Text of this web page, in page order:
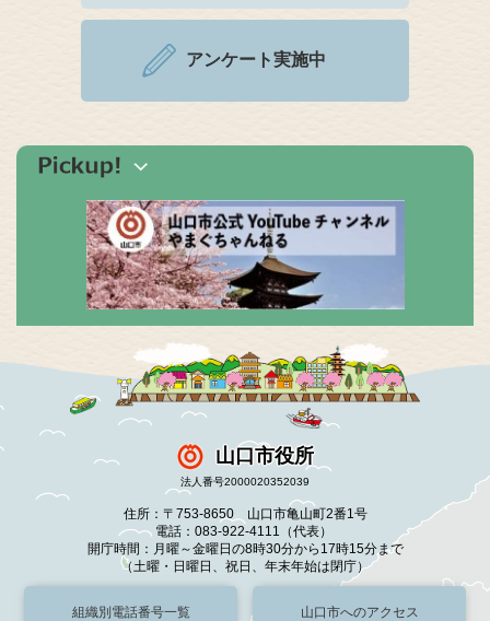
アンケート実施中
山口市役所
法人番号2000020352039
住所：〒753-8650 山口市亀山町2番1号
電話：083-922-4111（代表）
開庁時間：月曜～金曜日の8時30分から17時15分まで
（土曜・日曜日、祝日、年末年始は閉庁）
組織別電話番号一覧 山口市へのアクセス